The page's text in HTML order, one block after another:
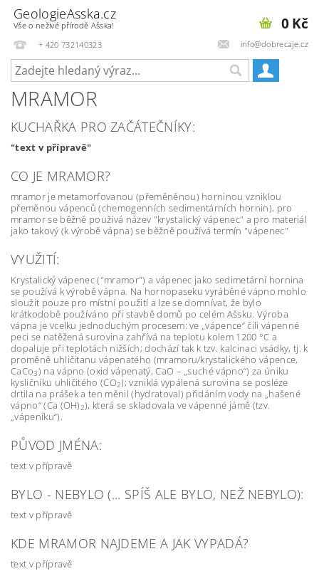
GeologieAsska.cz
Vše o neživé přírodě Ašska!
+ 420 732140323
info@dobrecaje.cz
0 Kč
MRAMOR
KUCHAŘKA PRO ZAČÁTEČNÍKY:
"text v přípravě"
CO JE MRAMOR?
mramor je metamorfovanou (přeměněnou) horninou vzniklou
přeměnou vápenců (chemogenních sedimentárních hornin), pro
mramor se běžně používá název "krystalický vápenec" a pro materiál
jako takový (k výrobě vápna) se běžně používá termín "vápenec"
VYUŽITÍ:
Krystalický vápenec ("mramor") a vápenec jako sedimetární hornina
se používá k výrobě vápna. Na hornopaseku vyráběné vápno mohlo
sloužit pouze pro místní použití a lze se domnívat, že bylo
krátkodobě používáno při stavbě domů po celém Ašsku. Výroba
vápna je vcelku jednoduchým procesem: ve „vápence“ čili vápenné
peci se natěžená surovina zahřívá na teplotu kolem 1200 °C a
dopaluje při teplotách nižších; dochází tak k tzv. kalcinaci vsádky, tj. k
proměně uhličitanu vápenatého (mramoru/krystalického vápence,
CaCo3) na vápno (oxid vápenatý, CaO – „suché vápno“) za úniku
kysličníku uhličitého (CO2); vzniklá vypálená surovina se posléze
drtila na prášek a ten měnil (hydratoval) přidáním vody na „hašené
vápno“ (Ca (OH)2), která se skladovala ve vápenné jámě (tzv.
„vápeníku“).
PŮVOD JMÉNA:
text v přípravě
BYLO - NEBYLO (... SPÍŠ ALE BYLO, NEŽ NEBYLO):
text v přípravě
KDE MRAMOR NAJDEME A JAK VYPADÁ?
text v přípravě